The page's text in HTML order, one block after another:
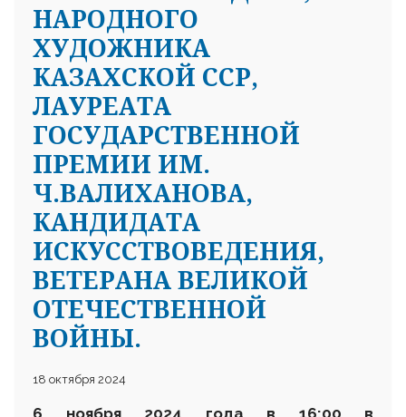
НАРОДНОГО
ХУДОЖНИКА
КАЗАХСКОЙ ССР,
ЛАУРЕАТА
ГОСУДАРСТВЕННОЙ
ПРЕМИИ ИМ.
Ч.ВАЛИХАНОВА,
КАНДИДАТА
ИСКУССТВОВЕДЕНИЯ,
ВЕТЕРАНА ВЕЛИКОЙ
ОТЕЧЕСТВЕННОЙ
ВОЙНЫ.
18 октября 2024
6 ноября 2024 года в 16:00 в